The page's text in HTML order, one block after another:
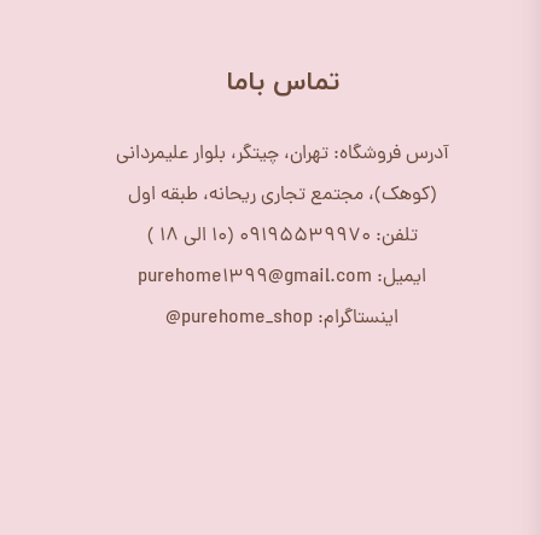
​تماس باما
آدرس فروشگاه: تهران، چیتگر، بلوار علیمردانی
(کوهک)، مجتمع تجاری ریحانه، طبقه اول
تلفن: 09195539970 (10 الی 18 )
ایمیل: purehome1399@gmail.com
اینستاگرام: purehome_shop@